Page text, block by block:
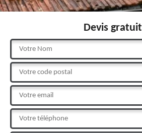
Devis gratuit